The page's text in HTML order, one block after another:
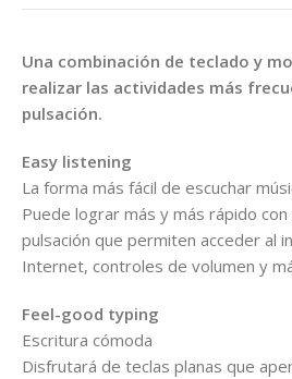
Una combinación de teclado y
realizar las actividades más
pulsación.
Easy listening
La forma más fácil de escuchar
Puede lograr más y más rápido
pulsación que permiten acceder al
Internet, controles de volumen y
Feel-good typing
Escritura cómoda
Disfrutará de teclas planas que